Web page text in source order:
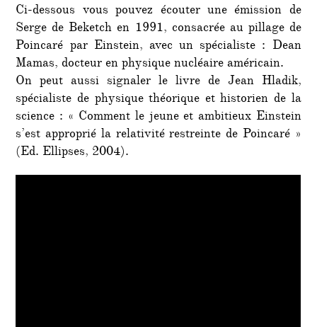
Ci-dessous vous pouvez écouter une émission de
Serge de Beketch en 1991, consacrée au pillage de
Poincaré par Einstein, avec un spécialiste : Dean
Mamas, docteur en physique nucléaire américain.
On peut aussi signaler le livre de Jean Hladik,
spécialiste de physique théorique et historien de la
science : « Comment le jeune et ambitieux Einstein
s’est approprié la relativité restreinte de Poincaré »
(Ed. Ellipses, 2004).